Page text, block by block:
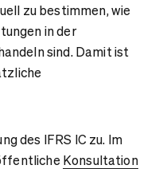
zu bestimmen, wie
in der
sind. Damit ist
des IFRS IC zu. Im
Konsultation